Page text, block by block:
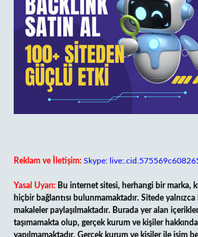
Reklam ve İletişim: Skype:
Yasal Uyarı: Bu internet sitesi, herhangi bir marka,
hiçbir bağlantısı bulunmamaktadır. Sitede yalnızca
makaleler paylaşılmaktadır. Burada yer alan
taşımamakta olup, gerçek kurum ve kişiler
yapılmamaktadır. Gerçek kurum ve kişiler ile isim